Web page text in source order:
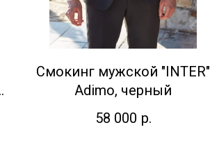
Смокинг мужской "INTER"
Adimo, черный
58 000 р.